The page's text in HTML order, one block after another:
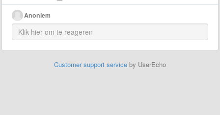
Anoniem
Customer support service by UserEcho